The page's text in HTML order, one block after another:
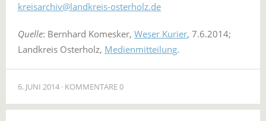
kreisarchiv@landkreis-osterholz.de
Quelle: Bernhard Komesker, Weser Kurier, 7.6.2014;
Landkreis Osterholz, Medienmitteilung.
6. JUNI 2014 KOMMENTARE 0